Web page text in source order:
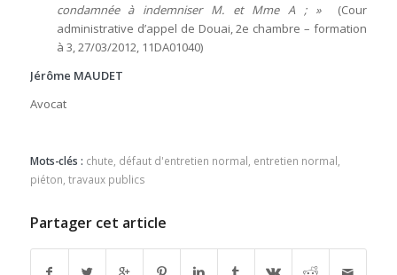
condamnée à indemniser M. et Mme A ; »(Cour
administrative d’appel de Douai, 2e chambre – formation
à 3, 27/03/2012, 11DA01040)
Jérôme MAUDET
Avocat
Mots-clés : chute défaut d'entretien normal entretien normal
piéton travaux publics
Partager cet article